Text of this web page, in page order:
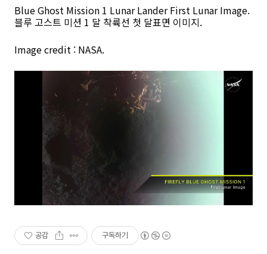
Blue Ghost Mission 1 Lunar Lander First Lunar Image.
블루 고스트 미션 1 달 착륙선 첫 달표면 이미지.
Image credit : NASA.
공감 구독하기